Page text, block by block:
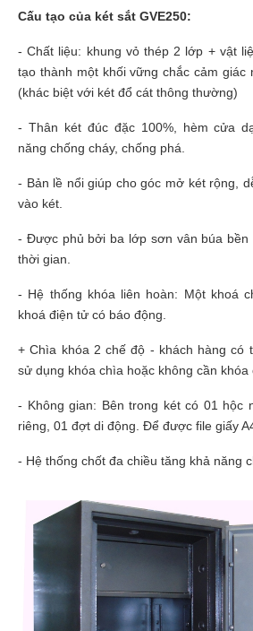
Cấu tạo của két sắt GVE250:
- Chất liệu: khung vỏ thép 2 lớp + vật
tạo thành một khối vững chắc cảm giác
(khác biệt với két đổ cát thông thường)
- Thân két đúc đặc 100%, hèm cửa
năng chống cháy, chống phá.
- Bản lề nổi giúp cho góc mở két rộng,
vào két.
- Được phủ bởi ba lớp sơn vân búa bền
thời gian.
- Hệ thống khóa liên hoàn: Một khoá
khoá điện tử có báo động.
+ Chìa khóa 2 chế độ - khách hàng có
sử dụng khóa chìa hoặc không cần khóa
- Không gian: Bên trong két có 01 hộc
riêng, 01 đợt di động. Để được file giấy
- Hệ thống chốt đa chiều tăng khả năng